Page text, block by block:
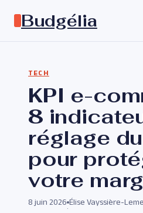
Budgélia
TECH
KPI e-
8
réglage
pour
votre
8 juin 2026
·
Élise Vayssière-